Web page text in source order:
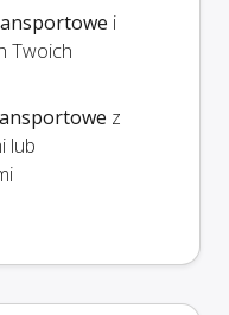
i
Twoich
z
lub